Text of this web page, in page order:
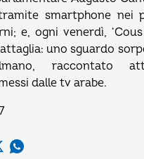
smartphone nei
e, ogni venerdì,
uno sguardo
raccontato
dalle tv arabe.